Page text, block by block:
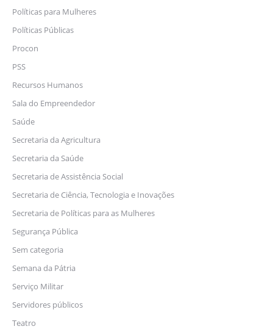
Políticas para Mulheres
Políticas Públicas
Procon
PSS
Recursos Humanos
Sala do Empreendedor
Saúde
Secretaria da Agricultura
Secretaria da Saúde
Secretaria de Assistência Social
Secretaria de Ciência, Tecnologia e Inovações
Secretaria de Políticas para as Mulheres
Segurança Pública
Sem categoria
Semana da Pátria
Serviço Militar
Servidores públicos
Teatro